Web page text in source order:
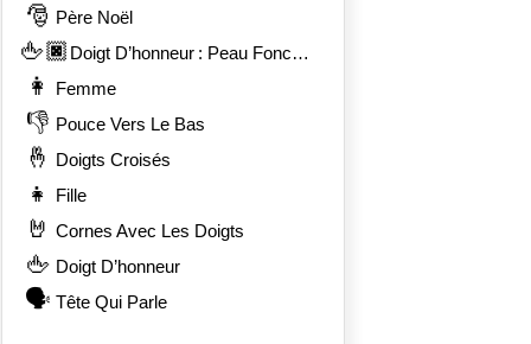
🎅 Père Noël
🖕🏿 Doigt D’honneur : Peau Foncée
👩 Femme
👎 Pouce Vers Le Bas
🤞 Doigts Croisés
👧 Fille
🤘 Cornes Avec Les Doigts
🖕 Doigt D’honneur
🗣️ Tête Qui Parle